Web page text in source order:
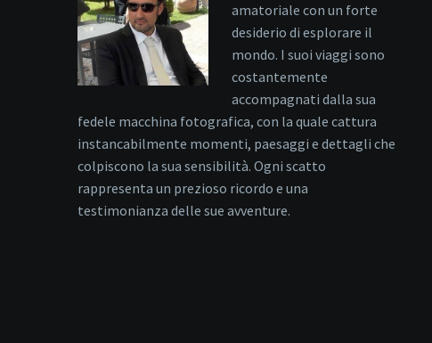
amatoriale con un forte
desiderio di esplorare il
mondo. I suoi viaggi sono
costantemente
accompagnati dalla sua
fedele macchina fotografica, con la quale cattura
instancabilmente momenti, paesaggi e dettagli che
colpiscono la sua sensibilità. Ogni scatto
rappresenta un prezioso ricordo e una
testimonianza delle sue avventure.